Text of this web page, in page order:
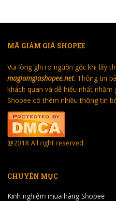
MÃ GIẢM GIÁ SHOPEE
Vui lòng ghi rõ nguồn gốc khi lấy
magiamgiashopee.net. Thông tin
khách quan và dễ hiểu nhất
Shopee có thêm nhiều thông tin
@2018 All right reserved.
CHUYÊN MỤC
Kinh nghiệm mua hàng Shopee